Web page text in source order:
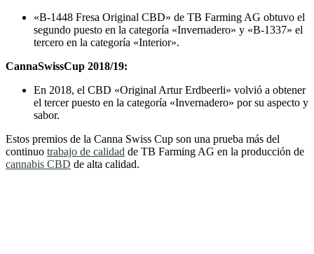
«B-1448 Fresa Original CBD» de TB Farming AG obtuvo el
segundo puesto en la categoría «Invernadero» y «B-1337» el
tercero en la categoría «Interior».
CannaSwissCup 2018/19:
En 2018, el CBD «Original Artur Erdbeerli» volvió a obtener
el tercer puesto en la categoría «Invernadero» por su aspecto y
sabor.
Estos premios de la Canna Swiss Cup son una prueba más del
continuo trabajo de calidad de TB Farming AG en la producción de
cannabis CBD de alta calidad.